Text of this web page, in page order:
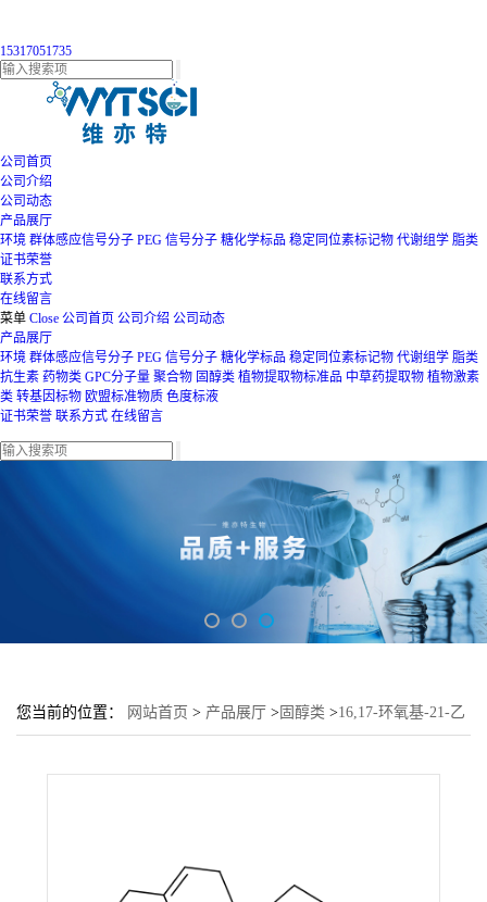
15317051735
公司首页
公司介绍
公司动态
产品展厅
环境 群体感应信号分子 PEG 信号分子 糖化学标品 稳定同位素标记物 代谢组学 脂类
证书荣誉
联系方式
在线留言
菜单 Close 公司首页 公司介绍 公司动态
产品展厅
环境 群体感应信号分子 PEG 信号分子 糖化学标品 稳定同位素标记物 代谢组学 脂类
抗生素 药物类 GPC分子量 聚合物 固醇类 植物提取物标准品 中草药提取物 植物激素
类 转基因标物 欧盟标准物质 色度标液
证书荣誉 联系方式 在线留言
您当前的位置： 网站首页 > 产品展厅 > 固醇类 >16,17-环氧基-21-乙